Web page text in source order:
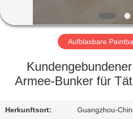
ÜBER
UNS
FABRIK-
AUSFLUG
Aufblasbare
Armee-Bunker für
Herkunftsort: Guangzhou-